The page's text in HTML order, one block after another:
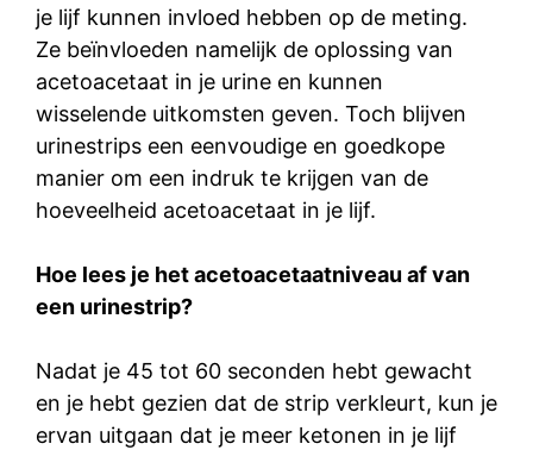
je lijf kunnen invloed hebben op de meting.
Ze beïnvloeden namelijk de oplossing van
acetoacetaat in je urine en kunnen
wisselende uitkomsten geven. Toch blijven
urinestrips een eenvoudige en goedkope
manier om een indruk te krijgen van de
hoeveelheid acetoacetaat in je lijf.
Hoe lees je het acetoacetaatniveau af van
een urinestrip?
Nadat je 45 tot 60 seconden hebt gewacht
en je hebt gezien dat de strip verkleurt, kun je
ervan uitgaan dat je meer ketonen in je lijf